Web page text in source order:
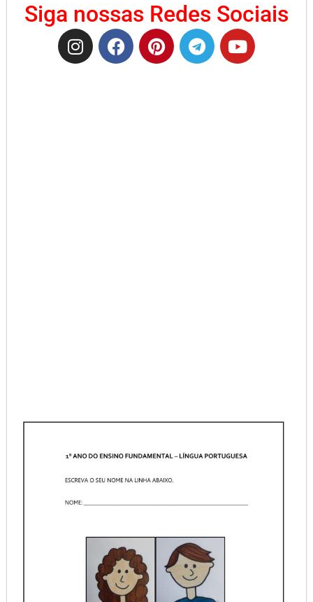
Siga nossas Redes Sociais